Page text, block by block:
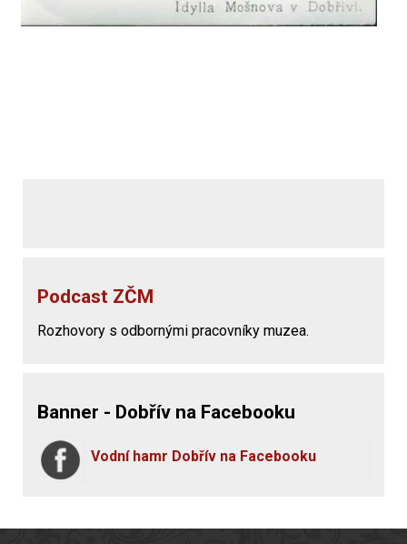
Podcast ZČM
Rozhovory s odbornými pracovníky muzea.
Banner - Dobřív na Facebooku
Vodní hamr Dobřív na Facebooku